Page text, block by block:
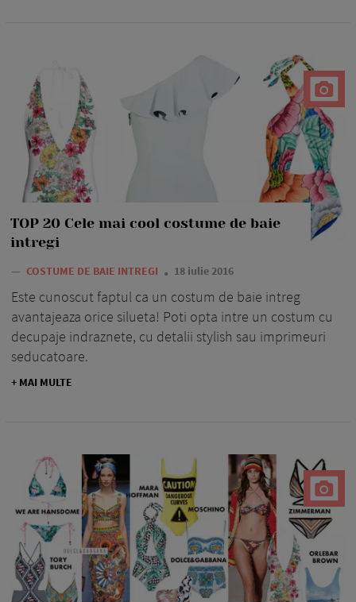
TOP 20 Cele mai cool costume de baie
intregi
— COSTUME DE BAIE INTREGI 18 iulie 2016
Este cunoscut faptul ca un costum de baie intreg
avantajeaza orice silueta! Poti opta intre un costum cu
decupaje indraznete, cu detalii stylish sau imprimeuri
seducatoare.
+ MAI MULTE